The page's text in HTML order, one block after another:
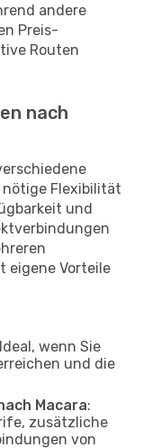
andere
Preis-
Routen
nach
nötige Flexibilität
und
eigene Vorteile
wenn Sie
und die
Macara:
zusätzliche
von